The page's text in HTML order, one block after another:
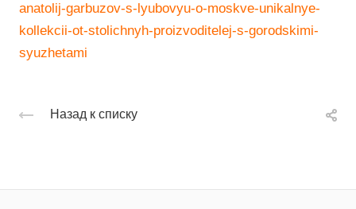
anatolij-garbuzov-s-lyubovyu-o-moskve-unikalnye-
kollekcii-ot-stolichnyh-proizvoditelej-s-gorodskimi-
syuzhetami
Назад к списку